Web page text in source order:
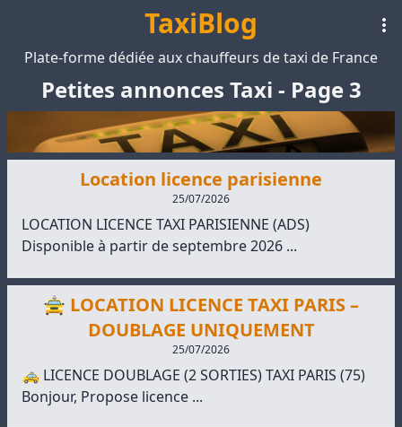
TaxiBlog
Plate-forme dédiée aux chauffeurs de taxi de France
Petites annonces Taxi - Page 3
Location licence parisienne
25/07/2026
LOCATION LICENCE TAXI PARISIENNE (ADS)
Disponible à partir de septembre 2026 ...
🚖 LOCATION LICENCE TAXI PARIS –
DOUBLAGE UNIQUEMENT
25/07/2026
🚕 LICENCE DOUBLAGE (2 SORTIES) TAXI PARIS (75)
Bonjour, Propose licence ...